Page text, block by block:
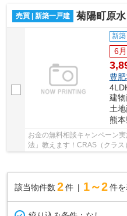
売買 | 新築一戸建 菊陽町原水
新築
6
豊
建物
土
熊
お金の無料相談キャンペーン
法」教えます！CRAS（クラス
該当物件数 2件 1～2 件